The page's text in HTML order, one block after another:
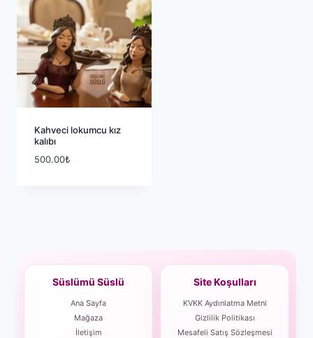
Kahveci lokumcu kız
kalıbı
500.00₺
Süslümü Süslü
Ana Sayfa
Mağaza
İletişim
Site Koşulları
KVKK Aydınlatma Metni
Gizlilik Politikası
Mesafeli Satış Sözleşmesi